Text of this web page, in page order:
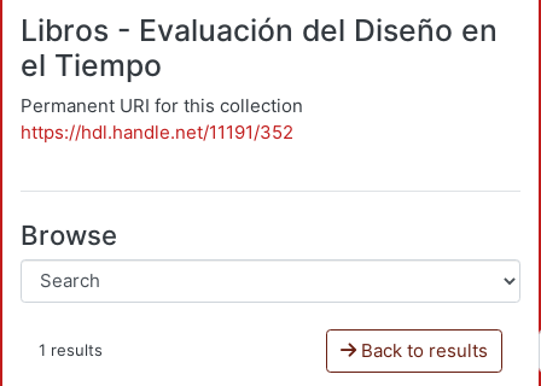
Libros - Evaluación del Diseño en
el Tiempo
Permanent URI for this collection
https://hdl.handle.net/11191/352
Browse
1 results Back to results